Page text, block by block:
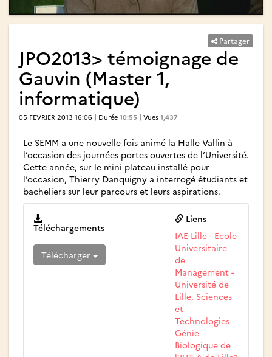
vidéo
vidéo
Partager
JPO2013> témoignage de
Gauvin (Master 1,
informatique)
05 FÉVRIER 2013 16:06 | Durée 10:55 | Vues 1,437
Le SEMM a une nouvelle fois animé la Halle Vallin à
l’occasion des journées portes ouvertes de l’Université.
Cette année, sur le mini plateau installé pour
l’occasion, Thierry Danquigny a interrogé étudiants et
bacheliers sur leur parcours et leurs aspirations.
Téléchargements
Télécharger
Liens
IAE Lille - Ecole
Universitaire
de
Management -
Université de
Lille, Sciences
et
Technologies
Génie
Biologique de